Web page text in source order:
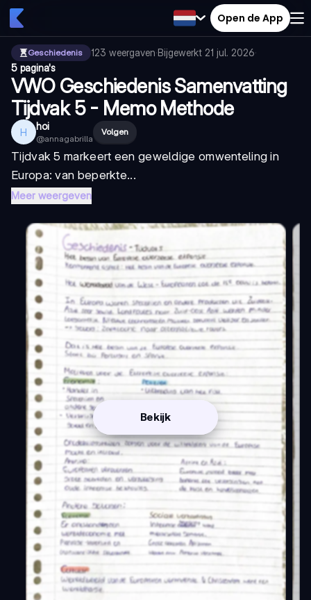
Open de App
Geschiedenis 123 weergaven·Bijgewerkt 21 jul. 2026·
5 pagina's
VWO Geschiedenis Samenvatting
Tijdvak 5 - Memo Methode
H hoi
@annagabrilla
Volgen
Tijdvak 5 markeert een geweldige omwenteling in
Europa: van beperkte...
Meer weergeven
Bekijk